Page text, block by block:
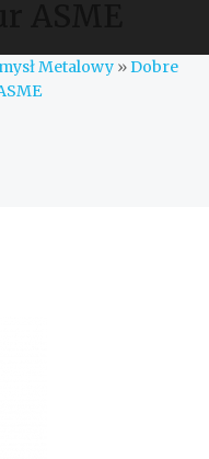
Metalowy»Dobre